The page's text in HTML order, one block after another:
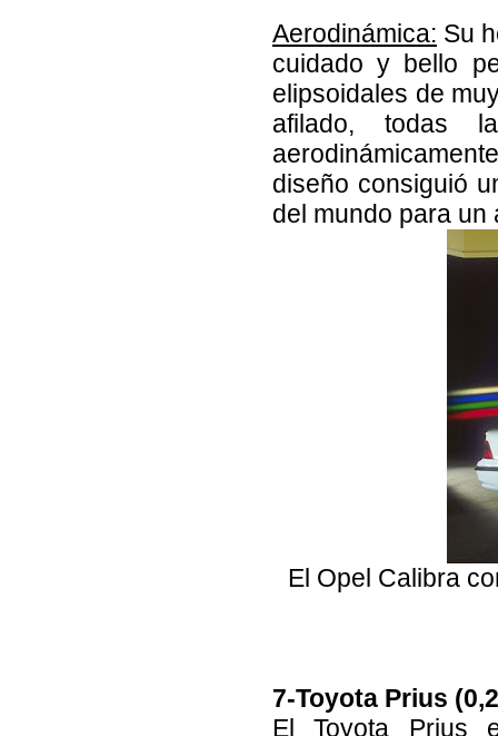
Aerodinámica: Su
cuidado y bello
elipsoidales de
afilado, todas
diseño consiguió
del mundo para un
El Opel Calibra
7-Toyota Prius
El Toyota Prius